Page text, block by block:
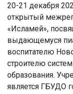
20-21 декабря
открытый
«Исламей»,
выдающемуся
воспитателю
строителю
образования.
является ГБУДО